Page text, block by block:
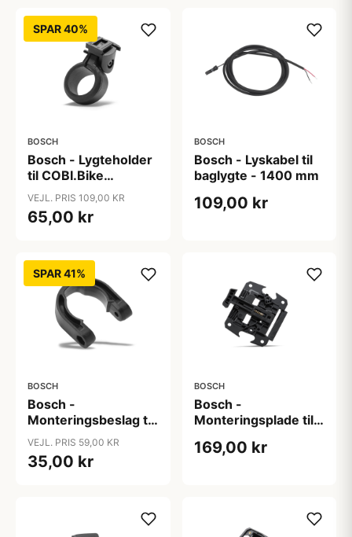
SPAR 40%
BOSCH
Bosch - Lygteholder
til COBI.Bike
AmbiSense baglygte
VEJL. PRIS 109,00 KR
65,00 kr
BOSCH
Bosch - Lyskabel til
baglygte - 1400 mm
109,00 kr
SPAR 41%
BOSCH
Bosch -
Monteringsbeslag til
COBI.Bike kontrol
Unit til standard
cykler
VEJL. PRIS 59,00 KR
35,00 kr
BOSCH
Bosch -
Monteringsplade til
169,00 kr